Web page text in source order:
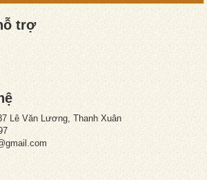
trợ
Lê Văn Lương, Thanh Xuân